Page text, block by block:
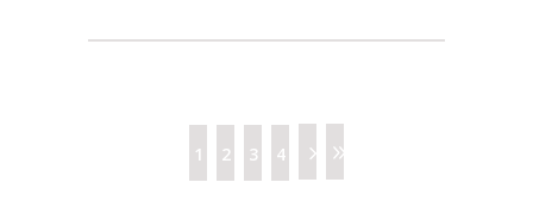
1 2 3 4